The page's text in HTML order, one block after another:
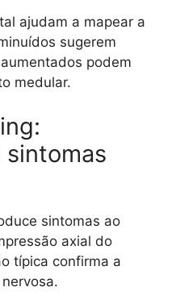
ajudam a mapear a
sugerem
podem
medular.
sintomas
sintomas ao
axial do
típica confirma a